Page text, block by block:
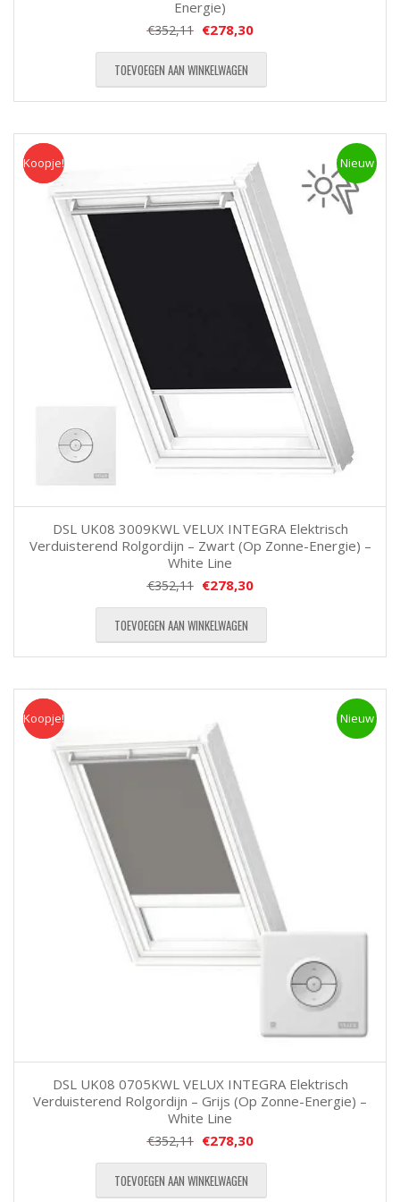
Energie)
€352,11 €278,30
TOEVOEGEN AAN WINKELWAGEN
Koopje Nieuw
Koopje!
DSL UK08 3009KWL VELUX INTEGRA Elektrisch
Verduisterend Rolgordijn – Zwart (Op Zonne-Energie) –
White Line
€352,11 €278,30
TOEVOEGEN AAN WINKELWAGEN
Koopje Nieuw
Koopje!
DSL UK08 0705KWL VELUX INTEGRA Elektrisch
Verduisterend Rolgordijn – Grijs (Op Zonne-Energie) –
White Line
€352,11 €278,30
TOEVOEGEN AAN WINKELWAGEN